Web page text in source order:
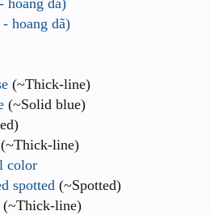
hoang dã)
hoang dã)
(~Thick-line)
(~Solid blue)
(~Thick-line)
color
spotted (~Spotted)
(~Thick-line)